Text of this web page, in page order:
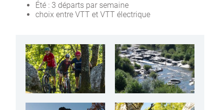
Été : 3 départs par semaine
choix entre VTT et VTT électrique